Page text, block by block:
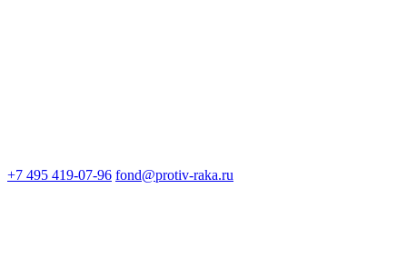
+7 495 419-07-96 fond@protiv-raka.ru